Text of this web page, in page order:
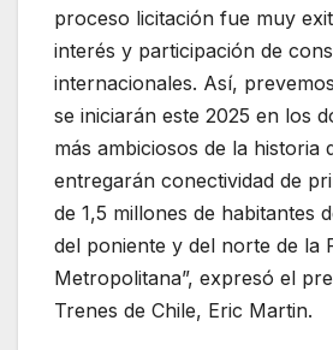
proceso licitación fue muy
interés y participación de
internacionales. Así,
se iniciarán este 2025 en los
más ambiciosos de la historia
entregarán conectividad de
de 1,5 millones de habitantes
del poniente y del norte de la
Metropolitana”, expresó el
Trenes de Chile, Eric Martin.